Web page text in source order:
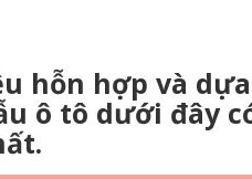
hỗn hợp và
ô tô dưới đây